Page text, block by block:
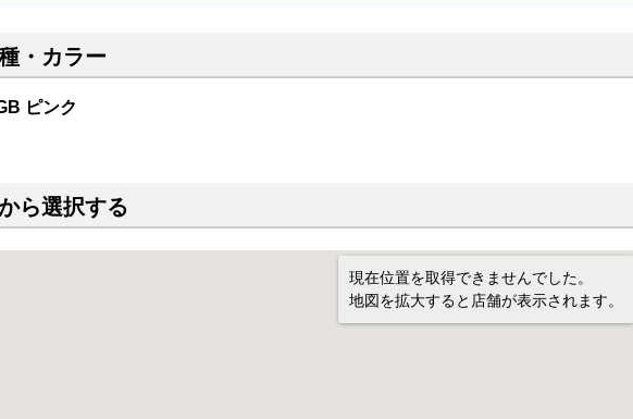
・カラー
ピンク
ら選択する
現在位置を取得できませんでした。
地図を拡大すると店舗が表示されます。